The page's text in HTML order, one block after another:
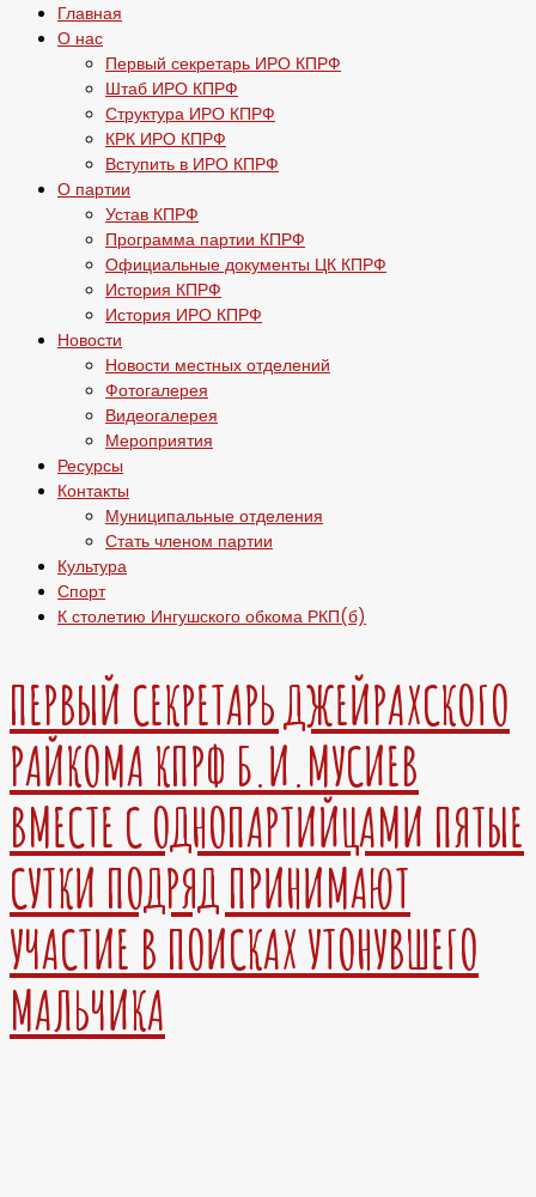
Главная
О нас
Первый секретарь ИРО КПРФ
Штаб ИРО КПРФ
Структура ИРО КПРФ
КРК ИРО КПРФ
Вступить в ИРО КПРФ
О партии
Устав КПРФ
Программа партии КПРФ
Официальные документы ЦК КПРФ
История КПРФ
История ИРО КПРФ
Новости
Новости местных отделений
Фотогалерея
Видеогалерея
Мероприятия
Ресурсы
Контакты
Муниципальные отделения
Стать членом партии
Культура
Спорт
К столетию Ингушского обкома РКП(б)
ПЕРВЫЙ СЕКРЕТАРЬ ДЖЕЙРАХСКОГО
РАЙКОМА КПРФ Б.И.МУСИЕВ
ВМЕСТЕ С ОДНОПАРТИЙЦАМИ ПЯТЫЕ
СУТКИ ПОДРЯД ПРИНИМАЮТ
УЧАСТИЕ В ПОИСКАХ УТОНУВШЕГО
МАЛЬЧИКА